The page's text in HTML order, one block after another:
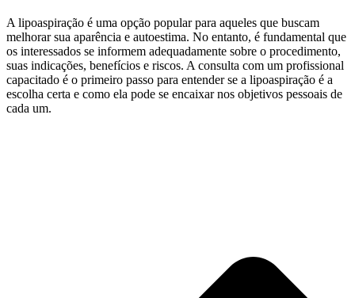
A lipoaspiração é uma opção popular para aqueles que buscam
melhorar sua aparência e autoestima. No entanto, é fundamental que
os interessados se informem adequadamente sobre o procedimento,
suas indicações, benefícios e riscos. A consulta com um profissional
capacitado é o primeiro passo para entender se a lipoaspiração é a
escolha certa e como ela pode se encaixar nos objetivos pessoais de
cada um.